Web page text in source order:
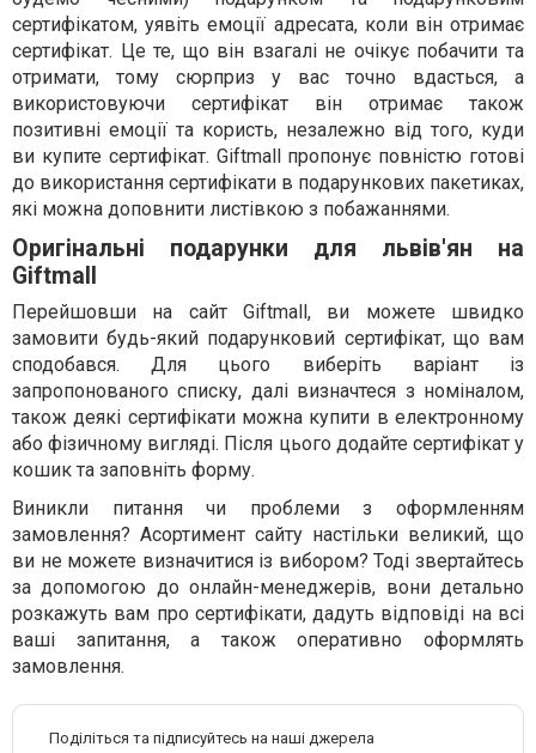
сертифікатом, уявіть емоції адресата, коли він отримає
сертифікат. Це те, що він взагалі не очікує побачити та
отримати, тому сюрприз у вас точно вдасться, а
використовуючи сертифікат він отримає також
позитивні емоції та користь, незалежно від того, куди
ви купите сертифікат. Giftmall пропонує повністю готові
до використання сертифікати в подарункових пакетиках,
які можна доповнити листівкою з побажаннями.
Оригінальні подарунки для львів'ян на
Giftmall
Перейшовши на сайт Giftmall, ви можете швидко
замовити будь-який подарунковий сертифікат, що вам
сподобався. Для цього виберіть варіант із
запропонованого списку, далі визначтеся з номіналом,
також деякі сертифікати можна купити в електронному
або фізичному вигляді. Після цього додайте сертифікат у
кошик та заповніть форму.
Виникли питання чи проблеми з оформленням
замовлення? Асортимент сайту настільки великий, що
ви не можете визначитися із вибором? Тоді звертайтесь
за допомогою до онлайн-менеджерів, вони детально
розкажуть вам про сертифікати, дадуть відповіді на всі
ваші запитання, а також оперативно оформлять
замовлення.
Поділіться та підписуйтесь на наші джерела